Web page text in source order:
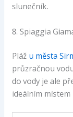
slunečník.
8. Spiaggia
Pláž u města
průzračnou
do vody je ale
ideálním